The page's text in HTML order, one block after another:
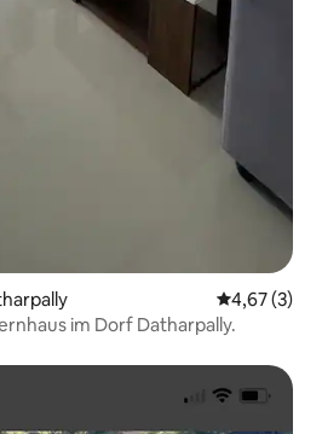
4,67 (3)
im Dorf Datharpally.